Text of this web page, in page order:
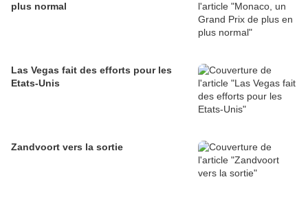
plus normal
Las Vegas fait des efforts pour les
Etats-Unis
Zandvoort vers la sortie